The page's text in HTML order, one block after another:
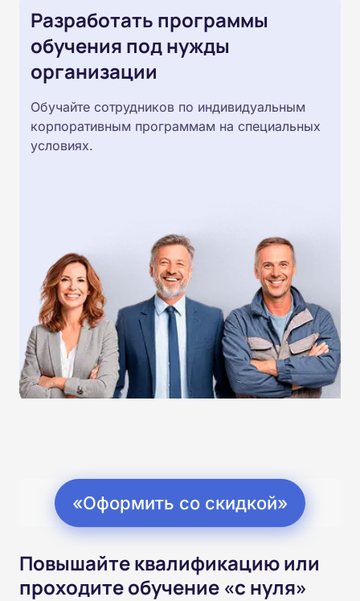
Разработать программы
обучения под нужды
организации
Обучайте сотрудников по индивидуальным
корпоративным программам на специальных
условиях.
«Оформить со скидкой»
Повышайте квалификацию или
проходите обучение «с нуля»